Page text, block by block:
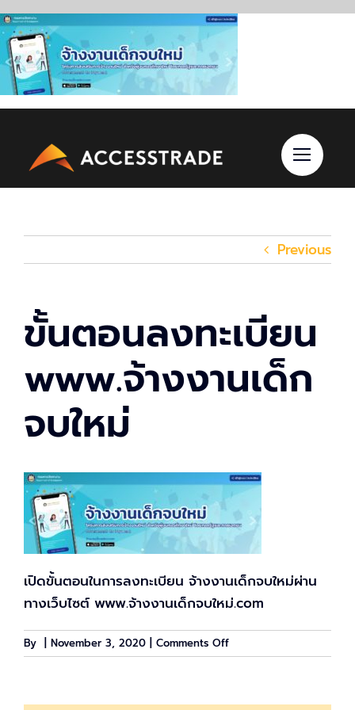
Skip
to
content
Previous
ขั้นตอนลงทะเบียน
www.จ้างงานเด็ก
จบใหม่
เปิดขั้นตอนในการลงทะเบียน จ้างงานเด็กจบใหม่ผ่าน
ทางเว็บไซต์ www.จ้างงานเด็กจบใหม่.com
By November 3, 2020 Comments Offon
ขั้น